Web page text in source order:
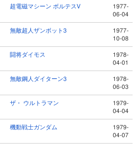
超電磁マシーン ボルテスⅤ
1977-
06-04
無敵超人ザンボット3
1977-
10-08
闘将ダイモス
1978-
04-01
無敵鋼人ダイターン3
1978-
06-03
ザ・ ウルトラマン
1979-
04-04
機動戦士ガンダム
1979-
04-07